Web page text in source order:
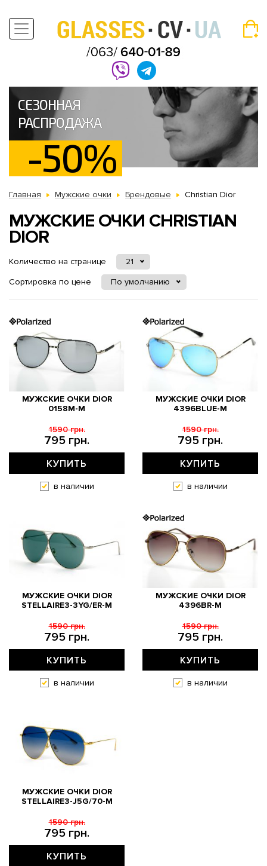
СЕЗОННАЯ
РАСПРОДАЖА
-50%
Главная Мужские очки Брендовые Christian Dior
МУЖСКИЕ ОЧКИ CHRISTIAN
DIOR
Количество на странице
21
Сортировка по цене
По умолчанию
МУЖСКИЕ ОЧКИ DIOR
0158M-M
795 грн.
1590 грн.
КУПИТЬ
в наличии
МУЖСКИЕ ОЧКИ DIOR
4396BLUE-M
795 грн.
1590 грн.
КУПИТЬ
в наличии
МУЖСКИЕ ОЧКИ DIOR
STELLAIRE3-3YG/ER-M
795 грн.
1590 грн.
КУПИТЬ
в наличии
МУЖСКИЕ ОЧКИ DIOR
4396BR-M
795 грн.
1590 грн.
КУПИТЬ
в наличии
МУЖСКИЕ ОЧКИ DIOR
STELLAIRE3-J5G/70-M
795 грн.
1590 грн.
КУПИТЬ